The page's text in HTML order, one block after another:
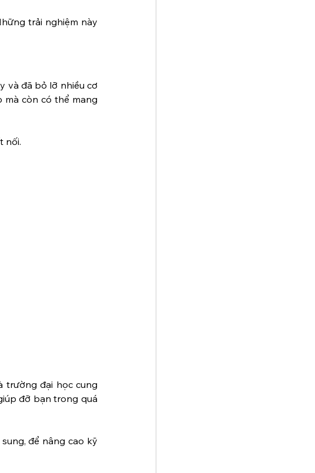
trải nghiệm này
và đã bỏ lỡ nhiều cơ
còn có thể mang
nối.
trường đại học cung
đỡ bạn trong quá
để nâng cao kỹ